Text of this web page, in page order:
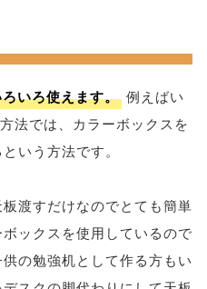
いろ使えます。 例えばい
法では、カラーボックスを
いう方法です。
渡すだけなのでとても簡単
ックスを使用しているので
の勉強机として作る方もい